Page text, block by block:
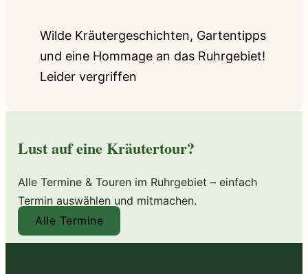
Wilde Kräutergeschichten, Gartentipps
und eine Hommage an das Ruhrgebiet!
Leider vergriffen
Lust auf eine Kräutertour?
Alle Termine & Touren im Ruhrgebiet – einfach
Termin auswählen und mitmachen.
Alle Termine